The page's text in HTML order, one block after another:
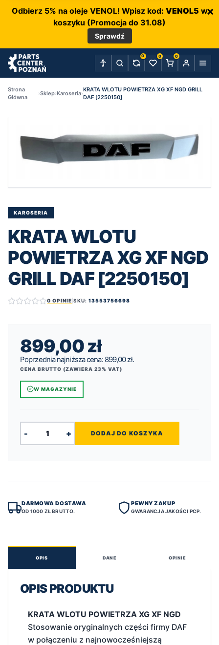
Odbierz 5% na oleje VENOL! Wpisz kod: VENOL5 w
koszyku (Promocja do 31.08)
Sprawdź
×
0 0 0
Strona
Główna
›Sklep›Karoseria›
KRATA WLOTU POWIETRZA XG XF NGD GRILL
DAF [2250150]
KAROSERIA
KRATA WLOTU
POWIETRZA XG XF NGD
GRILL DAF [2250150]
0 OPINIE SKU: 13553756698
899,00zł
Poprzednia najniższa cena: 899,00zł.
CENA BRUTTO (ZAWIERA 23% VAT)
W MAGAZYNIE
- + DODAJ DO KOSZYKA
DARMOWA DOSTAWA
OD 1000 ZŁ BRUTTO.
PEWNY ZAKUP
GWARANCJA JAKOŚCI PCP.
OPIS DANE OPINIE
OPIS PRODUKTU
KRATA WLOTU POWIETRZA XG XF NGD
Stosowanie oryginalnych części firmy DAF
w połączeniu z najnowocześniejszą